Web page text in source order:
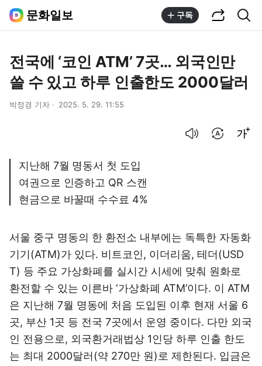
문화일보 구독
전국에 ‘코인 ATM’ 7곳… 외국인만
쓸 수 있고 하루 인출한도 2000달러
박정경 기자 2025. 5. 29. 11:55
지난해 7월 명동서 첫 도입
여권으로 인증하고 QR 스캔
현금으로 바꿀때 수수료 4%
서울 중구 명동의 한 환전소 내부에는 독특한 자동화
기기(ATM)가 있다. 비트코인, 이더리움, 테더(USD
T) 등 주요 가상화폐를 실시간 시세에 맞춰 원화로
환전할 수 있는 이른바 ‘가상화폐 ATM’이다. 이 ATM
은 지난해 7월 명동에 처음 도입된 이후 현재 서울 6
곳, 부산 1곳 등 전국 7곳에서 운영 중이다. 다만 외국
인 전용으로, 외국환거래법상 1인당 하루 인출 한도
는 최대 2000달러(약 270만 원)로 제한된다. 입금은